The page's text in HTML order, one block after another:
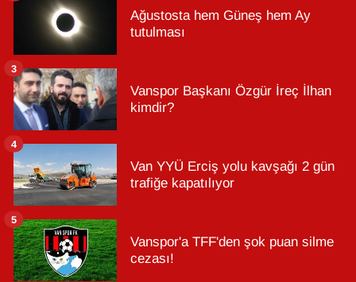
Ağustosta hem Güneş hem Ay
tutulması
Vanspor Başkanı Özgür İreç İlhan
kimdir?
3
Van YYÜ Erciş yolu kavşağı 2 gün
trafiğe kapatılıyor
4
Vanspor'a TFF'den şok puan silme
cezası!
5